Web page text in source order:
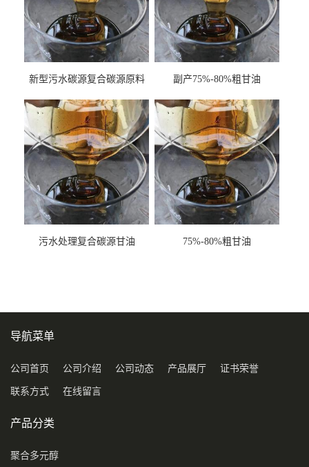
新型污水碳源复合碳源原料
副产75%-80%粗甘油
污水处理复合碳源甘油
75%-80%粗甘油
导航菜单
公司首页 公司介绍 公司动态 产品展厅 证书荣誉
联系方式 在线留言
产品分类
聚合多元醇